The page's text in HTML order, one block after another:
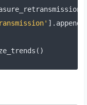
]. append
()